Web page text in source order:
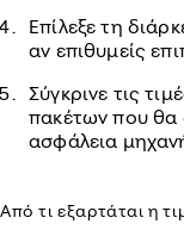
Επίλεξε τη
αν επιθυμείς
Σύγκρινε τις
πακέτων που θα
ασφάλεια
Από τι εξαρτάται η